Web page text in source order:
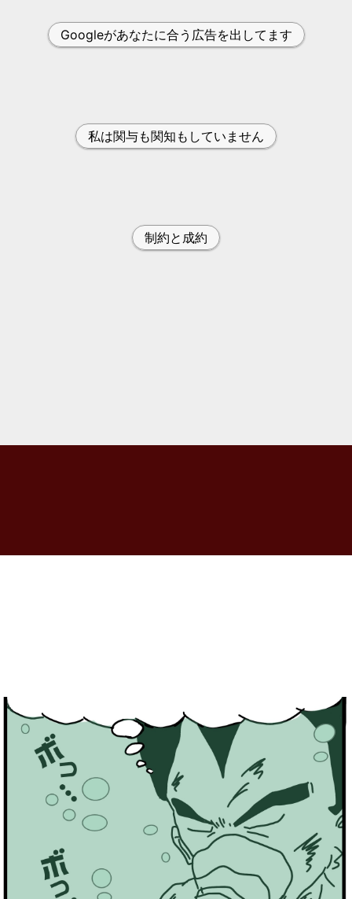
Googleがあなたに合う広告を出してます
私は関与も関知もしていません
制約と成約